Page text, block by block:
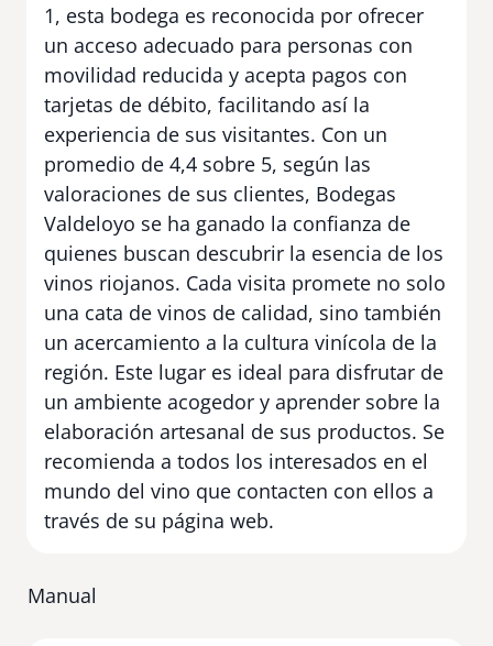
1, esta bodega es reconocida por ofrecer
un acceso adecuado para personas con
movilidad reducida y acepta pagos con
tarjetas de débito, facilitando así la
experiencia de sus visitantes. Con un
promedio de 4,4 sobre 5, según las
valoraciones de sus clientes, Bodegas
Valdeloyo se ha ganado la confianza de
quienes buscan descubrir la esencia de los
vinos riojanos. Cada visita promete no solo
una cata de vinos de calidad, sino también
un acercamiento a la cultura vinícola de la
región. Este lugar es ideal para disfrutar de
un ambiente acogedor y aprender sobre la
elaboración artesanal de sus productos. Se
recomienda a todos los interesados en el
mundo del vino que contacten con ellos a
través de su página web.
Manual